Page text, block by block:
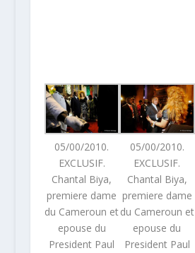
05/00/2010.
EXCLUSIF.
Chantal Biya,
premiere dame
du Cameroun et
epouse du
President Paul
05/00/2010.
EXCLUSIF.
Chantal Biya,
premiere dame
du Cameroun et
epouse du
President Paul